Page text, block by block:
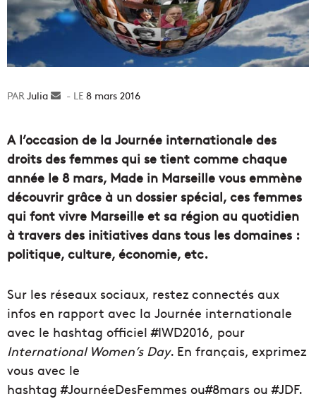
Julia
Envoyer8 mars 2016
A l’occasion de la Journée internationale des
droits des femmes qui se tient comme chaque
année le 8 mars, Made in Marseille vous emmène
découvrir grâce à un dossier spécial, ces femmes
qui font vivre Marseille et sa région au quotidien
à travers des initiatives dans tous les domaines :
politique, culture, économie, etc.
Sur les réseaux sociaux, restez connectés aux
infos en rapport avec la Journée internationale
avec le hashtag officiel #IWD2016, pour
International Women’s Day. En français, exprimez
vous avec le
hashtag #JournéeDesFemmes ou#8mars ou #JDF.